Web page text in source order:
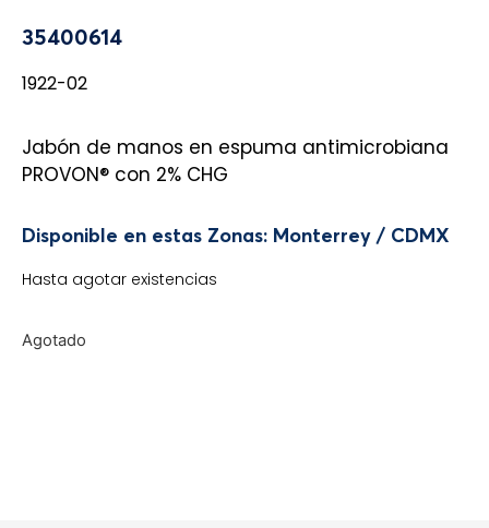
35400614
1922-02
Jabón de manos en espuma antimicrobiana
PROVON® con 2% CHG
Disponible en estas Zonas: Monterrey / CDMX
Hasta agotar existencias
Agotado